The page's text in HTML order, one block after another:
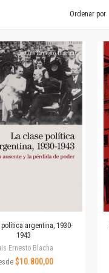
Ordenar por
política argentina, 1930-
1943
Ernesto Blacha
$10.800,00